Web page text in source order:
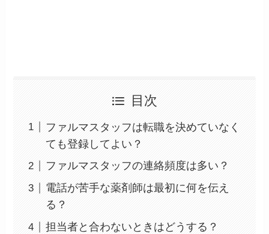
目次
ファルマスタッフは転職を決めていなく
ても登録してよい？
ファルマスタッフの連絡頻度は多い？
電話が苦手な薬剤師は最初に何を伝え
る？
担当者と合わないときはどうする？